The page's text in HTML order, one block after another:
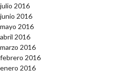
julio 2016
junio 2016
mayo 2016
abril 2016
marzo 2016
febrero 2016
enero 2016